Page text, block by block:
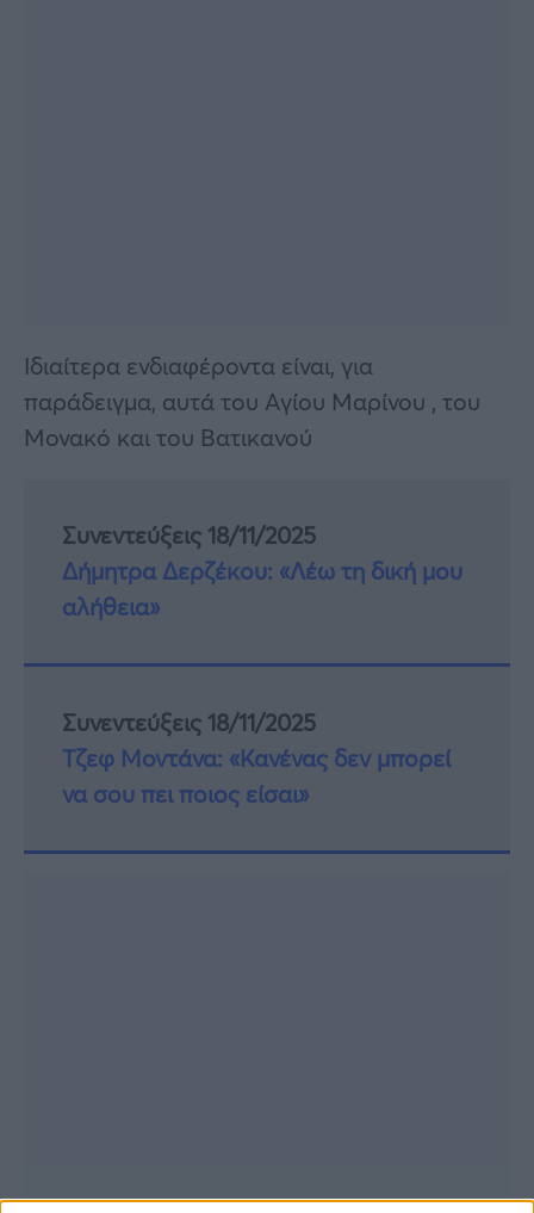
Ιδιαίτερα ενδιαφέροντα είναι, για
παράδειγμα, αυτά του Αγίου Μαρίνου , του
Μονακό και του Βατικανού
Συνεντεύξεις 18/11/2025
Δήμητρα Δερζέκου: «Λέω τη δική μου
αλήθεια»
Συνεντεύξεις 18/11/2025
Τζεφ Μοντάνα: «Κανένας δεν μπορεί
να σου πει ποιος είσαι»